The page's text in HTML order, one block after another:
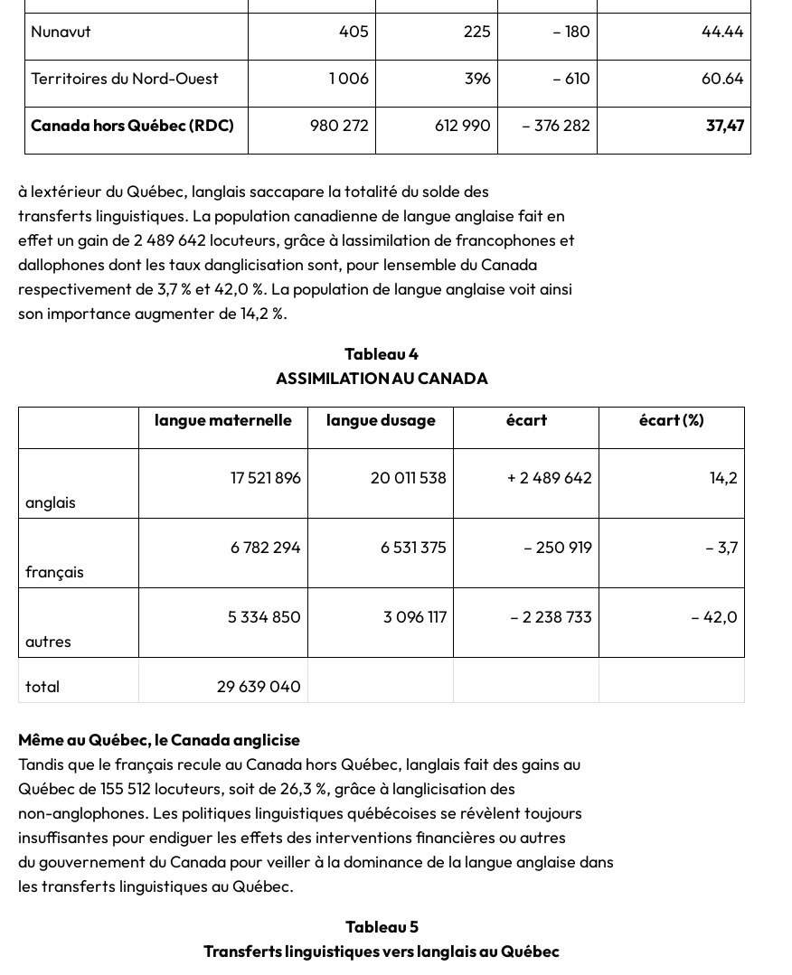
Nunavut 405 225 – 180 44.44
Territoires du Nord-Ouest 1 006 396 – 610 60.64
Canada hors Québec (RDC) 980 272 612 990 – 376 282 37,47
à lextérieur du Québec, langlais saccapare la totalité du solde des
transferts linguistiques. La population canadienne de langue anglaise fait en
effet un gain de 2 489 642 locuteurs, grâce à lassimilation de francophones et
dallophones dont les taux danglicisation sont, pour lensemble du Canada
respectivement de 3,7 % et 42,0 %. La population de langue anglaise voit ainsi
son importance augmenter de 14,2 %.
Tableau 4
ASSIMILATION AU CANADA
langue maternelle
langue dusage écart écart (%)
anglais
17 521 896 20 011 538 + 2 489 642 14,2
français
6 782 294 6 531 375 – 250 919 – 3,7
autres
5 334 850 3 096 117 – 2 238 733 – 42,0
total 29 639 040
Même au Québec, le Canada anglicise
Tandis que le français recule au Canada hors Québec, langlais fait des gains au
Québec de 155 512 locuteurs, soit de 26,3 %, grâce à langlicisation des
non-anglophones. Les politiques linguistiques québécoises se révèlent toujours
insuffisantes pour endiguer les effets des interventions financières ou autres
du gouvernement du Canada pour veiller à la dominance de la langue anglaise dans
les transferts linguistiques au Québec.
Tableau 5
Transferts linguistiques vers langlais au Québec